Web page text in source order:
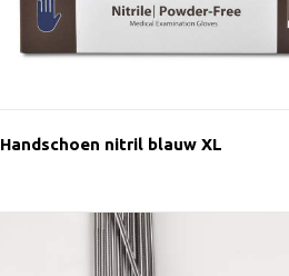
Handschoen nitril blauw XL